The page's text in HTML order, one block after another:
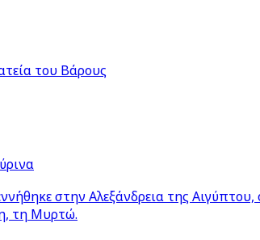
του Βάρους
στην Αλεξάνδρεια της
τη Μυρτώ.